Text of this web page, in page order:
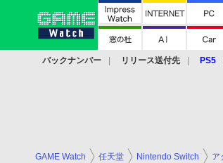
バックナンバー リリース送付先 PS5
GAME Watch 任天堂 Nintendo Switch ア